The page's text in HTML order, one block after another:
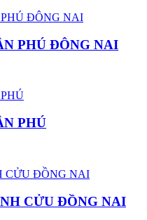
PHÚ ĐÔNG NAI
PHÚ
CỬU ĐỒNG NAI